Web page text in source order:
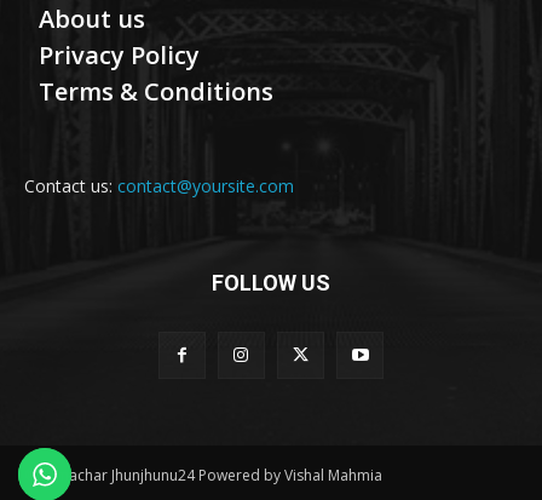
About us
Privacy Policy
Terms & Conditions
Contact us: contact@yoursite.com
FOLLOW US
© Samachar Jhunjhunu24 Powered by Vishal Mahmia